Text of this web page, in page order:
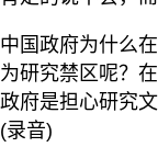
中国政府为什么
为研究禁区呢？
政府是担心研究
(录音)